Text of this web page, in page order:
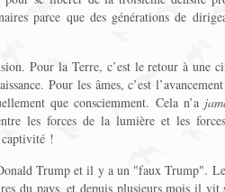
parce que des générations de
Pour la Terre, c’est le retour à une
Pour les âmes, c’est
que consciemment. Cela n’a
les forces de la lumière et les
captivité !
Trump et il y a un "faux Trump".
du pays, et depuis plusieurs mois il vit